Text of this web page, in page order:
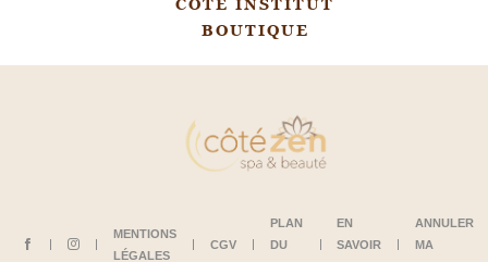
CÔTÉ INSTITUT
BOUTIQUE
MENTIONS
LÉGALES
CGV
PLAN
DU
EN
SAVOIR
ANNULER
MA